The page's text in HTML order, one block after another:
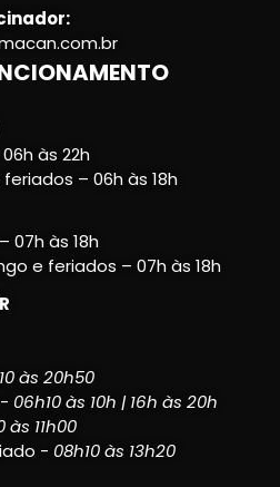
às 22h
– 06h às 18h
07h às 18h
e feriados – 07h às 18h
às 20h50
06h10 às 10h | 16h às 20h
às 11h00
- 08h10 às 13h20